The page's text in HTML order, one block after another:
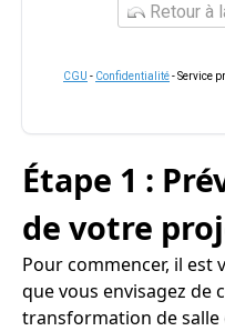
Retour à
CGU - Confidentialité- Service
Étape 1 :
de votre
Pour commencer, il est
que vous envisagez de
transformation de salle